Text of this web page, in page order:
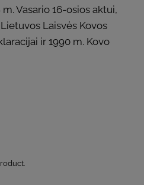
Vasario 16-osios aktui,
Laisvės Kovos
ir 1990 m. Kovo